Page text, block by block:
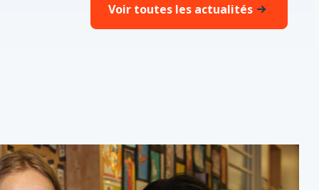
Voir toutes les actualités